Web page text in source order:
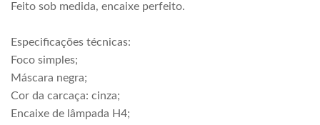
Feito sob medida, encaixe perfeito.
Especificações técnicas:
Foco simples;
Máscara negra;
Cor da carcaça: cinza;
Encaixe de lâmpada H4;